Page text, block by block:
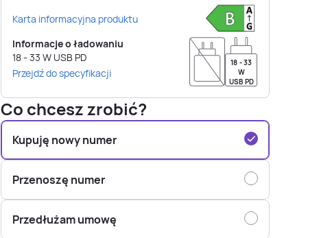
Karta informacyjna produktu
Informacje o ładowaniu
18 - 33 W USB PD
Przejdź do specyfikacji
18 - 33
W
USB PD
Co chcesz zrobić?
Kupuję nowy numer
Przenoszę numer
Przedłużam umowę